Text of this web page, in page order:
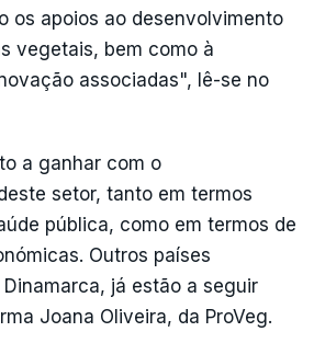
os apoios ao desenvolvimento
vegetais, bem como à
associadas", lê-se no
a ganhar com o
setor, tanto em termos
pública, como em termos de
Outros países
já estão a seguir
Joana Oliveira, da ProVeg.